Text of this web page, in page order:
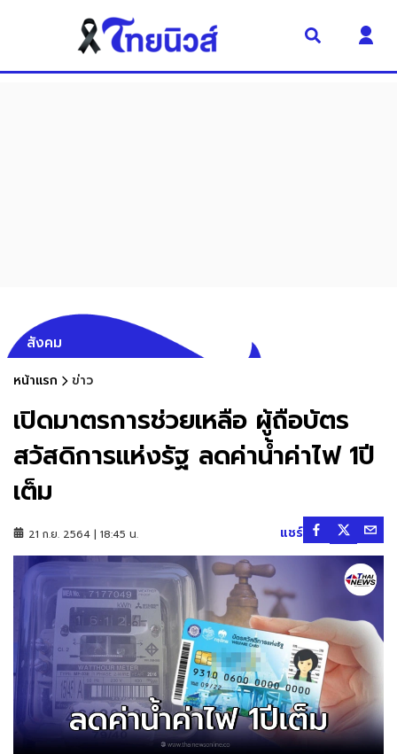
สังคม
หน้าแรก ข่าว
เปิดมาตรการช่วยเหลือ ผู้ถือบัตร
สวัสดิการแห่งรัฐ ลดค่าน้ำค่าไฟ 1ปี
เต็ม
21 ก.ย. 2564 | 18:45 น. แชร์